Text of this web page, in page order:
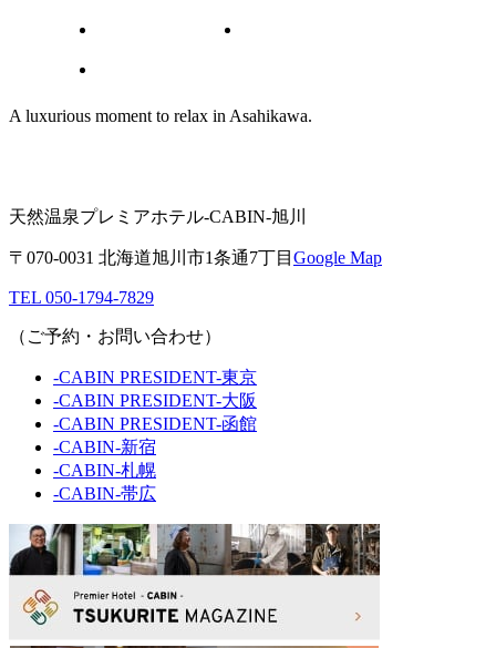
A luxurious moment to relax in Asahikawa.
天然温泉プレミアホテル-CABIN-旭川
〒070-0031 北海道旭川市1条通7丁目 Google Map
TEL 050-1794-7829
（ご予約・お問い合わせ）
-CABIN PRESIDENT-東京
-CABIN PRESIDENT-大阪
-CABIN PRESIDENT-函館
-CABIN-新宿
-CABIN-札幌
-CABIN-帯広